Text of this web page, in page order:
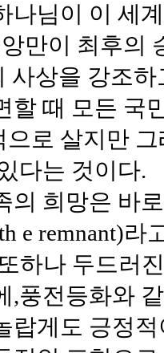
나님이 이 세
만이 최후의
사상을 강조하
할 때 모든 국
로 살지만
다는 것이다.
의 희망은 바
e remnant)라
하나 두드러
,풍전등화와
랍게도 긍정